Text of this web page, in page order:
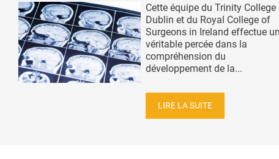
Cette équipe du Trinity College
Dublin et du Royal College of
Surgeons in Ireland effectue
véritable percée dans la
compréhension du
développement de la...
LIRE LA SUITE